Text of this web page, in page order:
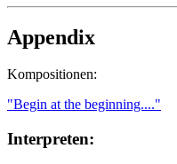
Appendix
Kompositionen:
"Begin at the beginning...."
Interpreten: